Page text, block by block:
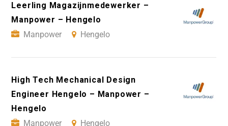
Leerling Magazijnmedewerker –
Manpower – Hengelo
Manpower
Hengelo
High Tech Mechanical Design
Engineer Hengelo – Manpower –
Hengelo
Manpower
Hengelo